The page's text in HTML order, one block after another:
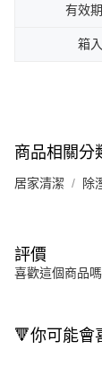
有效
箱
商品相關分
居家清潔 除
評價
喜歡這個商品
🔻你可能會